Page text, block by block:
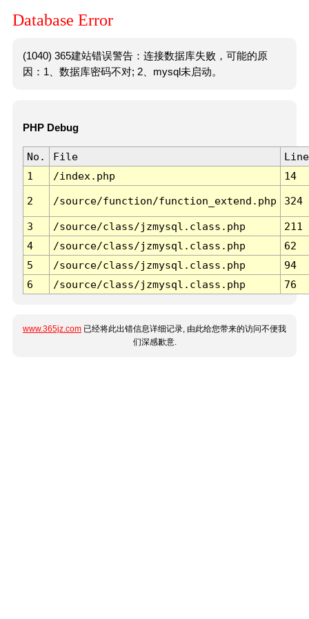
Database Error
(1040) 365建站错误警告：连接数据库失败，可能的原
因：1、数据库密码不对; 2、mysql未启动。
PHP Debug
No. File
Line
1
/index.php 14
2 /source/function/function_extend.php 324
3 /source/class/jzmysql.class.php
211
4
/source/class/jzmysql.class.php
62
5
/source/class/jzmysql.class.php
94
6
/source/class/jzmysql.class.php 76
www.365jz.com 已经将此出错信息详细记录, 由此给您带来的访问不便我
们深感歉意.